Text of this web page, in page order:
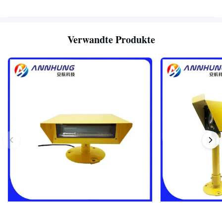
Verwandte Produkte